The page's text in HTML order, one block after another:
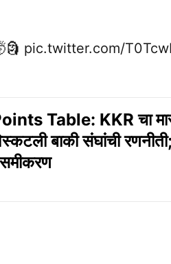
pic.twitter.com/
Table: KKR चा
बाकी संघांची